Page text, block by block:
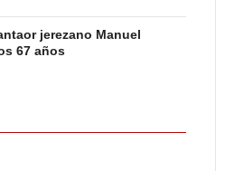
jerezano Manuel
67 años